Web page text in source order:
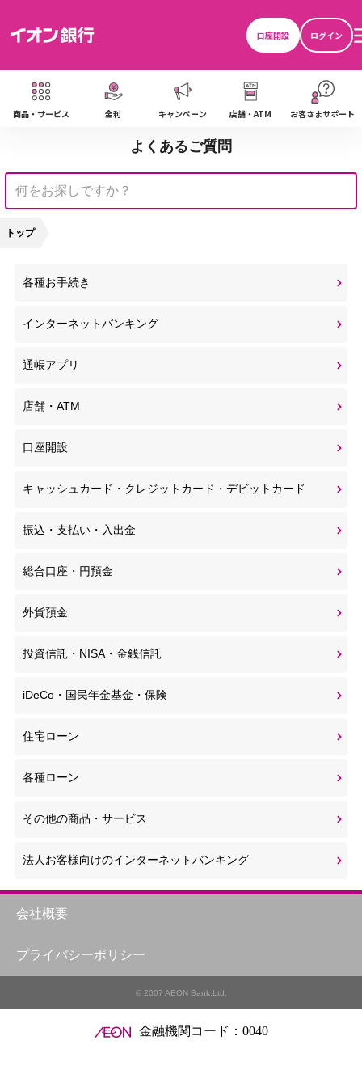
口座開設
ログイン
商品・サービス 金利 キャンペーン 店舗・ATM お客さまサポート
よくあるご質問
トップ
各種お手続き
インターネットバンキング
通帳アプリ
店舗・ATM
口座開設
キャッシュカード・クレジットカード・デビットカード
振込・支払い・入出金
総合口座・円預金
外貨預金
投資信託・NISA・金銭信託
iDeCo・国民年金基金・保険
住宅ローン
各種ローン
その他の商品・サービス
法人お客様向けのインターネットバンキング
会社概要
プライバシーポリシー
© 2007 AEON Bank,Ltd.
金融機関コード：0040